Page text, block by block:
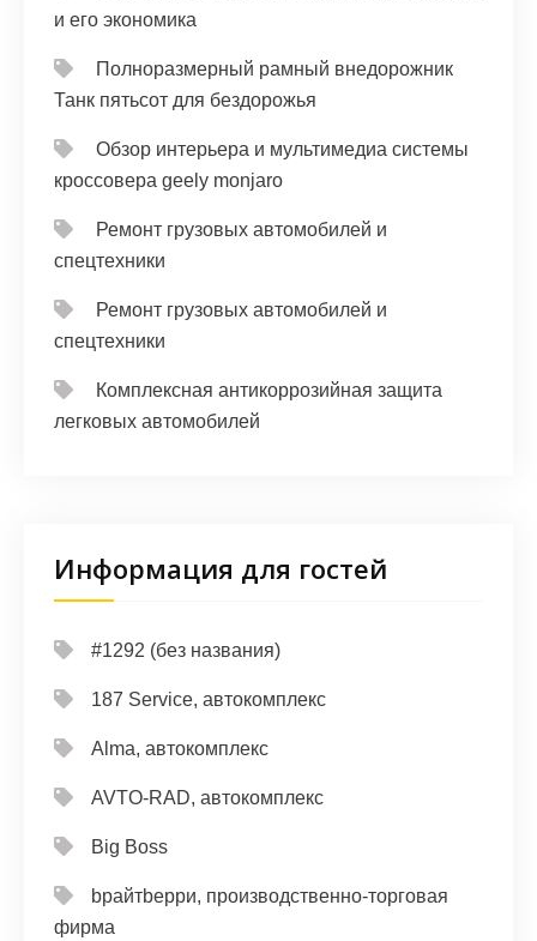
и его экономика
Полноразмерный рамный внедорожник
Танк пятьсот для бездорожья
Обзор интерьера и мультимедиа системы
кроссовера geely monjaro
Ремонт грузовых автомобилей и
спецтехники
Ремонт грузовых автомобилей и
спецтехники
Комплексная антикоррозийная защита
легковых автомобилей
Информация для гостей
#1292 (без названия)
187 Service, автокомплекс
Alma, автокомплекс
AVTO-RAD, автокомплекс
Big Boss
bрайтbерри, производственно-торговая
фирма